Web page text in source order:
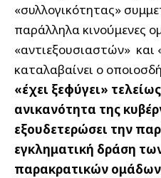
«συλλογικότητας»
παράλληλα κινούμενες
«αντιεξουσιαστών» και
καταλαβαίνει ο
«έχει ξεφύγει»
ανικανότητα της
εξουδετερώσει την
εγκληματική δράση
παρακρατικών